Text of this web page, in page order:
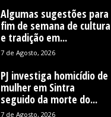
Algumas sugestões para
fim de semana de cultura
e tradição em...
7 de Agosto, 2026
PJ investiga homicídio de
mulher em Sintra
seguido da morte do...
7 de Agosto, 2026